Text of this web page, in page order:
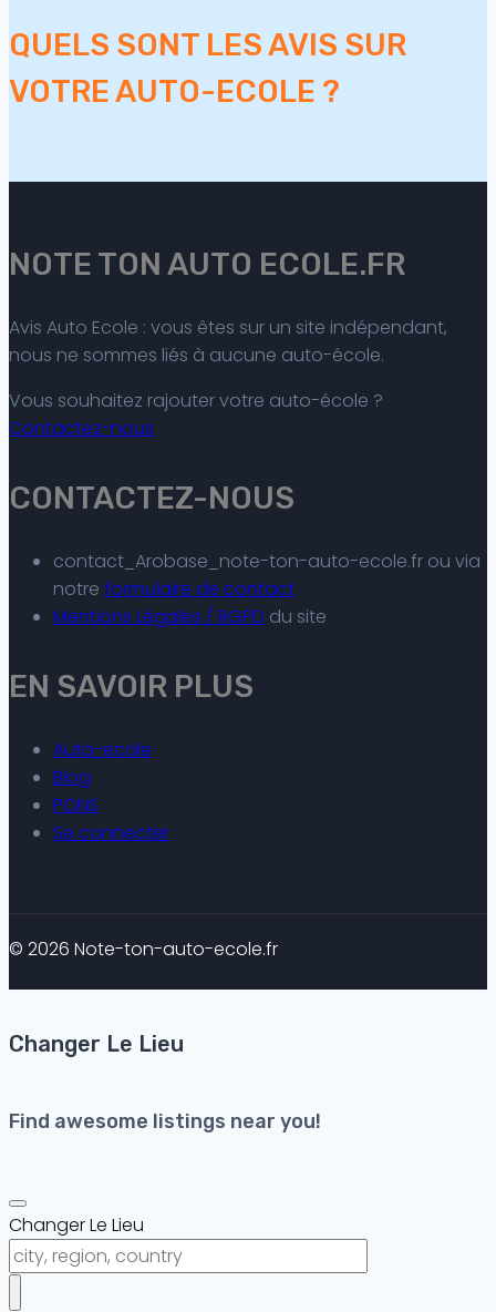
QUELS SONT LES AVIS SUR
VOTRE AUTO-ECOLE ?
NOTE TON AUTO ECOLE.FR
Avis Auto Ecole : vous êtes sur un site indépendant,
nous ne sommes liés à aucune auto-école.
Vous souhaitez rajouter votre auto-école ?
Contactez-nous
CONTACTEZ-NOUS
contact_Arobase_note-ton-auto-ecole.fr ou via
notre formulaire de contact
Mentions Légales / RGPD du site
EN SAVOIR PLUS
Auto-ecole
Blog
PONS
Se connecter
© 2026 Note-ton-auto-ecole.fr
Changer Le Lieu
Find awesome listings near you!
Changer Le Lieu